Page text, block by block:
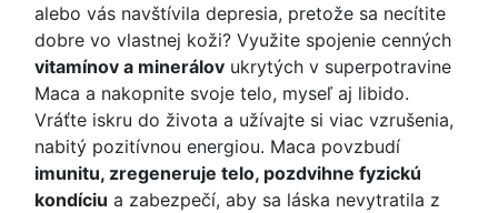
alebo vás navštívila depresia, pretože sa necítite
dobre vo vlastnej koži? Využite spojenie cenných
vitamínov a minerálov ukrytých v superpotravine
Maca a nakopnite svoje telo, myseľ aj libido.
Vráťte iskru do života a užívajte si viac vzrušenia,
nabitý pozitívnou energiou. Maca povzbudí
imunitu, zregeneruje telo, pozdvihne fyzickú
kondíciu a zabezpečí, aby sa láska nevytratila z